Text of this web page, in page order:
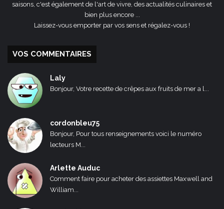
saisons, c'est également de l'art de vivre, des actualités culinaires et
bien plus encore ...
Laissez-vous emporter par vos sens et régalez-vous !
VOS COMMENTAIRES
Laly
Bonjour, Votre recette de crêpes aux fruits de mer a l...
cordonbleu75
Bonjour, Pour tous renseignements voici le numéro
lecteurs M...
Arlette Auduc
Comment faire pour acheter des assiettes Maxwell and
William...